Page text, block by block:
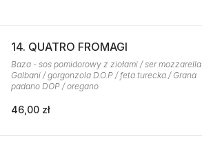
14. QUATRO FROMAGI
Baza - sos pomidorowy z ziołami / ser mozzarella
Galbani / gorgonzola D.O.P / feta turecka / Grana
padano DOP / oregano
46,00 zł